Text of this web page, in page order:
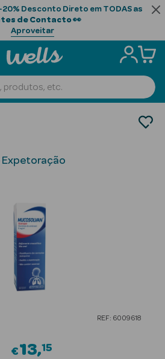
20% Desconto Direto em TODAS as
de Contacto👀
Aproveitar
Expetoração
REF: 6009618
€13 15